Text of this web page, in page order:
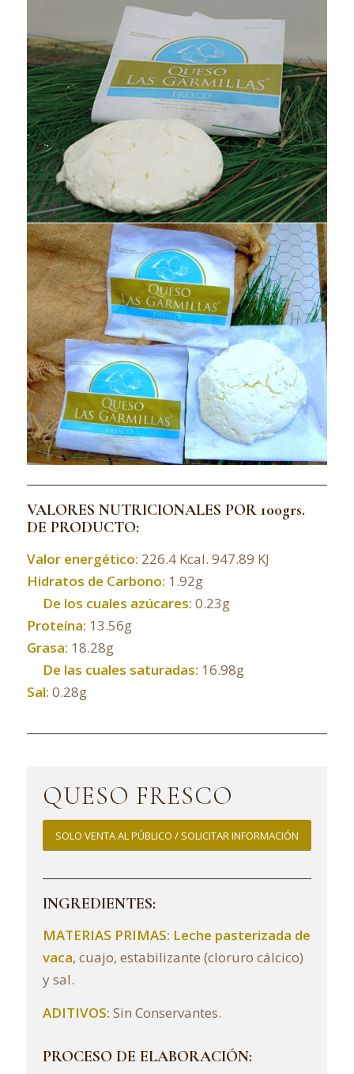
VALORES NUTRICIONALES POR 100grs.
DE PRODUCTO:
Valor energético: 226.4 Kcal. 947.89 KJ
Hidratos de Carbono: 1.92g
De los cuales azúcares: 0.23g
Proteína: 13.56g
Grasa: 18.28g
De las cuales saturadas: 16.98g
Sal: 0.28g
QUESO FRESCO
SOLO VENTA AL PÚBLICO / SOLICITAR INFORMACIÓN
INGREDIENTES:
MATERIAS PRIMAS: Leche pasterizada de
vaca, cuajo, estabilizante (cloruro cálcico)
y sal.
ADITIVOS: Sin Conservantes.
PROCESO DE ELABORACIÓN: